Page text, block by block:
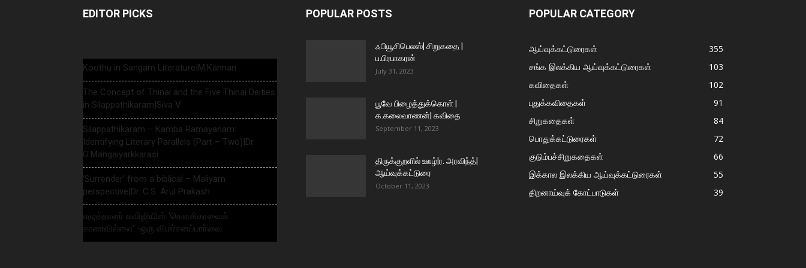
EDITOR PICKS
Koothu in Sangam Literature|M.Kannan
The Concept of Thinai and the Five Thinai Deities
in Silappathikaram|Siva V
Silappathikaram – Kamba Ramayanam:
Identifying Literary Parallels (Part – Two)|Dr.
G.Mangaiyarkkarasi
‘Surrender’ from a biblical – Maliyam
perspective|Dr. C.S. Arul Prakash
எழுத்தாளர் கவிஜியின் ‘கௌசிகாவைக்
காணவில்லை’ -ஒரு விமர்சனப்பார்வை
POPULAR POSTS
ஃபியூசிபெலஸ்| சிறுகதை |
ப.பிரபாகரன்
July 31, 2023
பூவே பிழைத்துக்கொள் |
க.கலைவாணன்| கவிதை
September 11, 2023
திருக்குறளில் ஊழ்|ர. அரவிந்த்|
ஆய்வுக்கட்டுரை
October 11, 2023
POPULAR CATEGORY
ஆய்வுக்கட்டுரைகள்
355
சங்க இலக்கிய ஆய்வுக்கட்டுரைகள்
103
கவிதைகள்
102
புதுக்கவிதைகள்
91
சிறுகதைகள்
84
பொதுக்கட்டுரைகள்
72
குடும்பச்சிறுகதைகள்
66
இக்கால இலக்கிய ஆய்வுக்கட்டுரைகள்
55
திறனாய்வுக் கோட்பாடுகள்
39